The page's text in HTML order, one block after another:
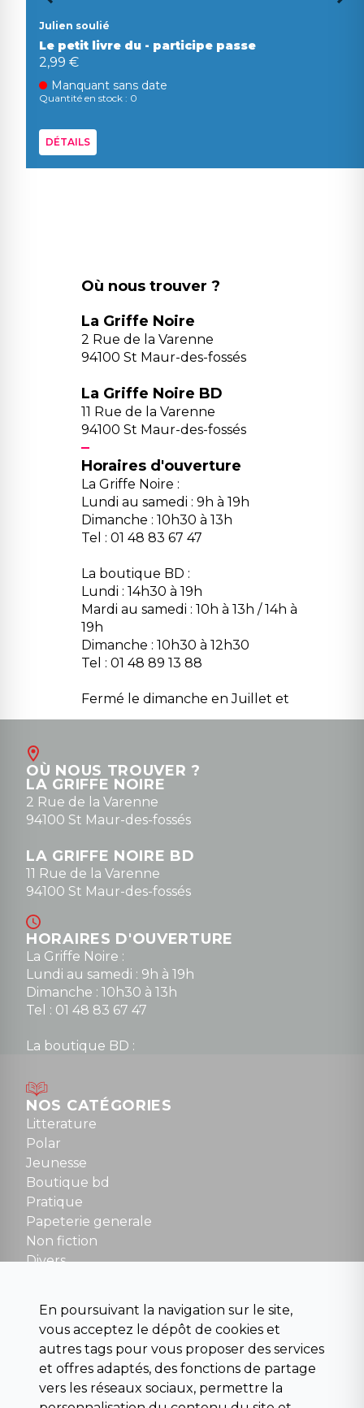
Julien soulié
Le petit livre du - participe passe
2,99 €
Manquant sans date
Quantité en stock : 0
DÉTAILS
Où nous trouver ?
La Griffe Noire
2 Rue de la Varenne
94100 St Maur-des-fossés
La Griffe Noire BD
11 Rue de la Varenne
94100 St Maur-des-fossés
Horaires d'ouverture
La Griffe Noire :
Lundi au samedi : 9h à 19h
Dimanche : 10h30 à 13h
Tel : 01 48 83 67 47
La boutique BD :
Lundi : 14h30 à 19h
Mardi au samedi : 10h à 13h / 14h à
19h
Dimanche : 10h30 à 12h30
Tel : 01 48 89 13 88
Fermé le dimanche en Juillet et
Août
contact@la-griffe-noire.com
0148836747
OÙ NOUS TROUVER ?
LA GRIFFE NOIRE
2 Rue de la Varenne
94100 St Maur-des-fossés
LA GRIFFE NOIRE BD
11 Rue de la Varenne
94100 St Maur-des-fossés
HORAIRES D'OUVERTURE
La Griffe Noire :
Lundi au samedi : 9h à 19h
Dimanche : 10h30 à 13h
Tel : 01 48 83 67 47
La boutique BD :
Mardi au samedi : 10h à 13h / 14h à 19h
Dimanche : 10h30 à 12h30
Tel : 01 48 89 13 88
NOUS CONTACTER
contact@la-griffe-noire.com
NOS CATÉGORIES
Litterature
Polar
Jeunesse
Boutique bd
Pratique
Papeterie generale
Non fiction
Divers
Para scolaire
Histoire
Pochoteque
Pleiade
En poursuivant la navigation sur le site,
vous acceptez le dépôt de cookies et
autres tags pour vous proposer des services
et offres adaptés, des fonctions de partage
vers les réseaux sociaux, permettre la